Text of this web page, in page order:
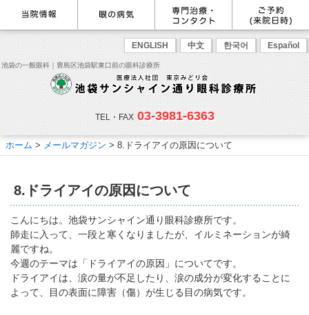
ENGLISH 中文 한국어 Español
池袋の一般眼科｜豊島区池袋駅東口前の眼科診療所
TEL・FAX 03-3981-6363
最新情報
感染症予防のための衛生環境整
備の取り組み
医師のご紹介
当院勤務医師のご紹介 ごあいさつ
院内の様子・設備
院内の様子 検査･治療･手術機器
診療のご案内・アクセス
アクセス
当院へお越しになる方へのお願
い
診察の流れ
リンク
よくある質問
診療報酬に関する院内掲示
メールマガジン
リクルート
眼の病気を調べる
病名から探す
症状から探す
目の構造から探す
主な眼科疾患
緑内障 網膜疾患
眼精疲労
ドライアイ
ものもらい
花粉症
白内障
アレルギー性結膜炎
コンタクトレンズ診
学校近視について
点眼液・眼軟膏について
眼科専門治療・特設ページ
緑内障専門治療ページ
角膜疾患専門治療ページ
ドライアイ専門治療ページ
網膜・硝子体専門治療ページ
黄斑疾患専門治療ページ
ぶどう膜炎専門治療ページ
白内障専門治療ページ
花粉症専門ページ
眼形成診療ページ
コンタクトレンズ診療
抗VEGF抗体療法
ボツリヌス療法
東口眼科医院)
コンタクトレンズ診療
コンタクトレンズの種類と特徴
しばらく眼科受診していない方
初めてコンタクトレンズを使う
方へ
コンタクトレンズトラブル
WEB予約(来院日時の設定)
一般眼科診療を予約
コンタクトレンズ診療を予約
緑内障専門治療を予約
角膜専門治療を予約
ドライアイ専門治療を予約
網膜・硝子体専門治療を予約
白内障専門治療を予約
白内障手術公開講座を予約
黄斑専門治療を予約
予約をキャンセルする
ご予約
ホーム > メールマガジン > 8.ドライアイの原因について
8.ドライアイの原因について
こんにちは。池袋サンシャイン通り眼科診療所です。
師走に入って、一段と寒くなりましたが、イルミネーションが綺
麗ですね。
今週のテーマは「ドライアイの原因」についてです。
ドライアイは、涙の量が不足したり、涙の成分が変化することに
よって、目の表面に障害（傷）が生じる目の病気です。